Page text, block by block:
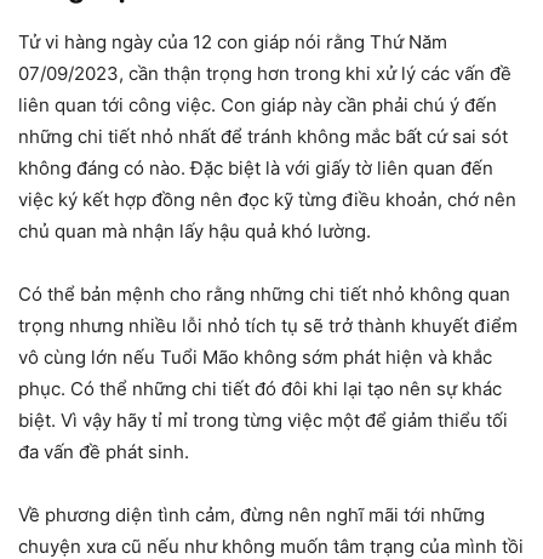
Tử vi hàng ngày của 12 con giáp nói rằng Thứ Năm
07/09/2023, cần thận trọng hơn trong khi xử lý các vấn đề
liên quan tới công việc. Con giáp này cần phải chú ý đến
những chi tiết nhỏ nhất để tránh không mắc bất cứ sai sót
không đáng có nào. Đặc biệt là với giấy tờ liên quan đến
việc ký kết hợp đồng nên đọc kỹ từng điều khoản, chớ nên
chủ quan mà nhận lấy hậu quả khó lường.
Có thể bản mệnh cho rằng những chi tiết nhỏ không quan
trọng nhưng nhiều lỗi nhỏ tích tụ sẽ trở thành khuyết điểm
vô cùng lớn nếu Tuổi Mão không sớm phát hiện và khắc
phục. Có thể những chi tiết đó đôi khi lại tạo nên sự khác
biệt. Vì vậy hãy tỉ mỉ trong từng việc một để giảm thiểu tối
đa vấn đề phát sinh.
Về phương diện tình cảm, đừng nên nghĩ mãi tới những
chuyện xưa cũ nếu như không muốn tâm trạng của mình tồi